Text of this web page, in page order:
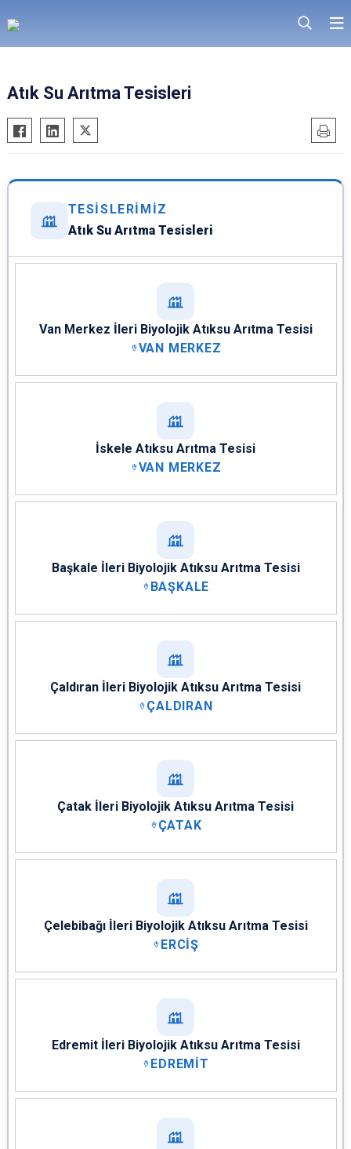
Atık Su Arıtma Tesisleri
TESİSLERİMİZ
Atık Su Arıtma Tesisleri
Van Merkez İleri Biyolojik Atıksu Arıtma Tesisi
VAN MERKEZ
İskele Atıksu Arıtma Tesisi
VAN MERKEZ
Başkale İleri Biyolojik Atıksu Arıtma Tesisi
BAŞKALE
Çaldıran İleri Biyolojik Atıksu Arıtma Tesisi
ÇALDIRAN
Çatak İleri Biyolojik Atıksu Arıtma Tesisi
ÇATAK
Çelebibağı İleri Biyolojik Atıksu Arıtma Tesisi
ERCİŞ
Edremit İleri Biyolojik Atıksu Arıtma Tesisi
EDREMİT